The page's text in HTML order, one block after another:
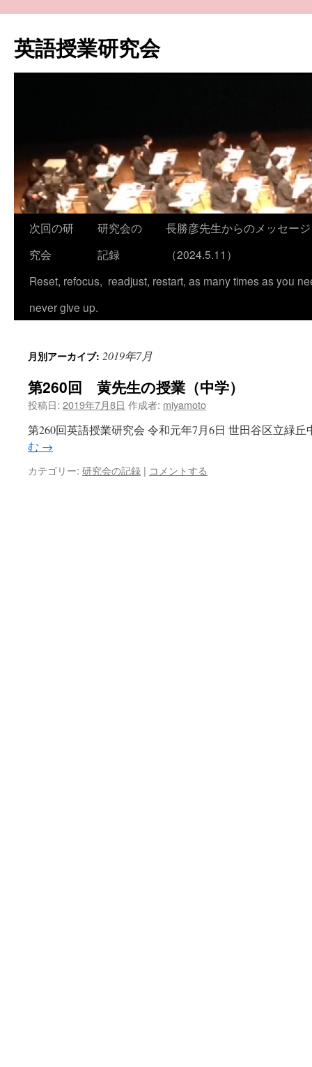
テ
ン
英語授業研究会
次回の研
究会
研究会の
記録
長勝彦先生からのメッセージ
（2024.5.11）
Reset, refocus, readjust, restart, as many times as you
never give up.
月別アーカイブ: 2019年7月
第260回 黄先生の授業（中学）
投稿日: 2019年7月8日 作成者: miyamoto
第260回英語授業研究会 令和元年7月6日 世田谷区立緑
む →
カテゴリー: 研究会の記録 | コメントする